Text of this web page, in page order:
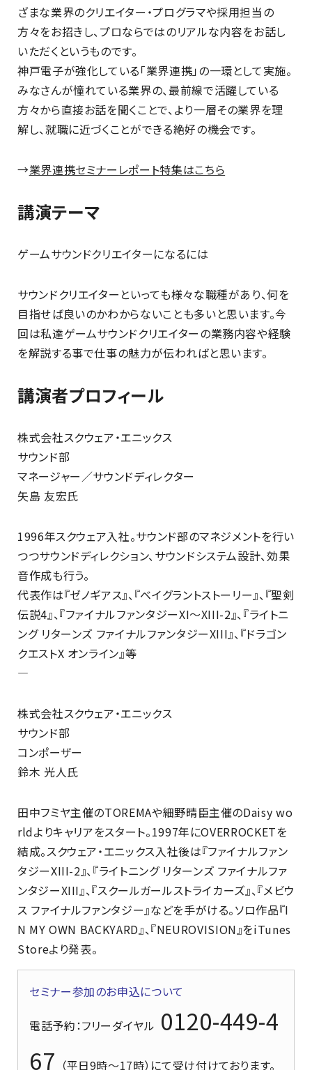
ざまな業界のクリエイター・プログラマや採用担当の
方々をお招きし、プロならではのリアルな内容をお話し
いただくというものです。
神戸電子が強化している「業界連携」の一環として実施。
みなさんが憧れている業界の、最前線で活躍している
方々から直接お話を聞くことで、より一層その業界を理
解し、就職に近づくことができる絶好の機会です。
→業界連携セミナーレポート特集はこちら
講演テーマ
ゲームサウンドクリエイターになるには
サウンドクリエイターといっても様々な職種があり、何を
目指せば良いのかわからないことも多いと思います。今
回は私達ゲームサウンドクリエイターの業務内容や経験
を解説する事で仕事の魅力が伝わればと思います。
講演者プロフィール
株式会社スクウェア・エニックス
サウンド部
マネージャー／サウンドディレクター
矢島 友宏氏
1996年スクウェア入社。サウンド部のマネジメントを行い
つつサウンドディレクション、サウンドシステム設計、効果
音作成も行う。
代表作は『ゼノギアス』、『ベイグラントストーリー』、『聖剣
伝説4』、『ファイナルファンタジーXI～XIII-2』、『ライトニ
ング リターンズ ファイナルファンタジーXIII』、『ドラゴン
クエストX オンライン』等
—
株式会社スクウェア・エニックス
サウンド部
コンポーザー
鈴木 光人氏
田中フミヤ主催のTOREMAや細野晴臣主催のDaisy wo
rldよりキャリアをスタート。1997年にOVERROCKETを
結成。スクウェア・エニックス入社後は『ファイナルファン
タジーXIII-2』、『ライトニング リターンズ ファイナルファ
ンタジーXIII』、『スクールガールストライカーズ』、『メビウ
ス ファイナルファンタジー』などを手がける。ソロ作品『I
N MY OWN BACKYARD』、『NEUROVISION』をiTunes
Storeより発表。
セミナー参加のお申込について
電話予約：フリーダイヤル 0120-449-4
67 （平日9時～17時）にて受け付けております。